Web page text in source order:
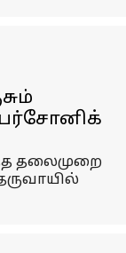
தலைமுறை